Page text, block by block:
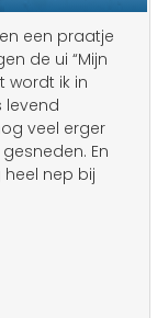
een praatje
de ui “Mijn
wordt ik in
levend
veel erger
En
nep bij